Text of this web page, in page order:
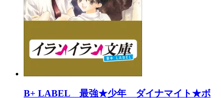
B+ LABEL 最強★少年 ダイナマイト★ボ